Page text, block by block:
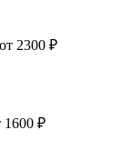
от 2300 ₽
1600 ₽